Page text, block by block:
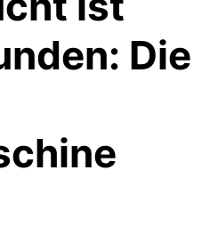
Die